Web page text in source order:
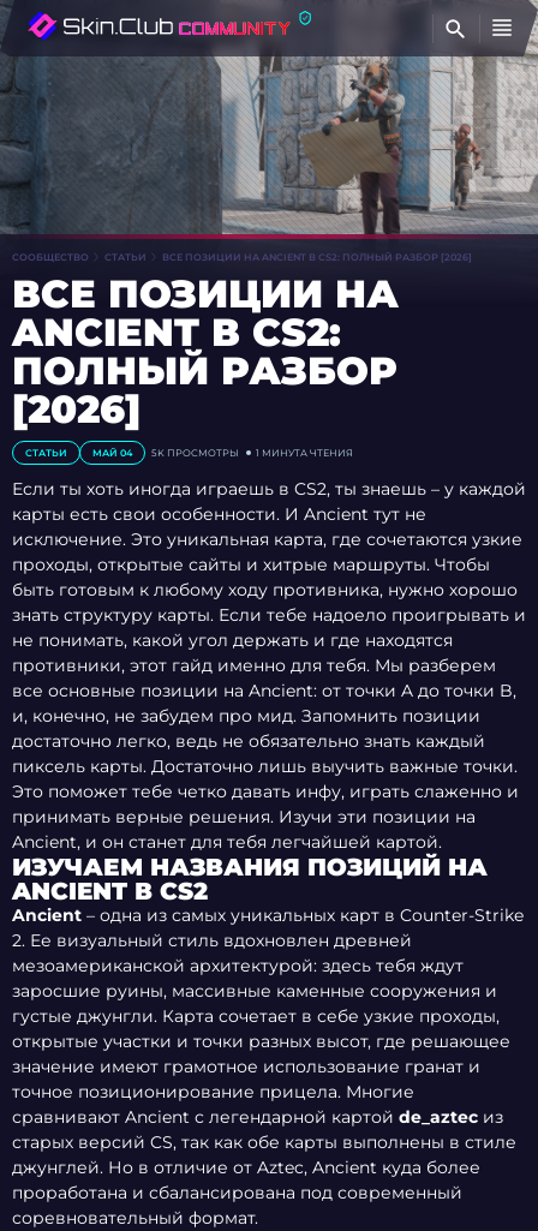
СООБЩЕСТВО СТАТЬИ ВСЕ ПОЗИЦИИ НА ANCIENT В CS2: ПОЛНЫЙ РАЗБОР [2026]
ВСЕ ПОЗИЦИИ НА
ANCIENT В CS2:
ПОЛНЫЙ РАЗБОР
[2026]
СТАТЬИ МАЙ 04 5K ПРОСМОТРЫ 1 МИНУТА ЧТЕНИЯ
Если ты хоть иногда играешь в CS2, ты знаешь – у каждой
карты есть свои особенности. И Ancient тут не
исключение. Это уникальная карта, где сочетаются узкие
проходы, открытые сайты и хитрые маршруты. Чтобы
быть готовым к любому ходу противника, нужно хорошо
знать структуру карты. Если тебе надоело проигрывать и
не понимать, какой угол держать и где находятся
противники, этот гайд именно для тебя. Мы разберем
все основные позиции на Ancient: от точки A до точки B,
и, конечно, не забудем про мид. Запомнить позиции
достаточно легко, ведь не обязательно знать каждый
пиксель карты. Достаточно лишь выучить важные точки.
Это поможет тебе четко давать инфу, играть слаженно и
принимать верные решения. Изучи эти позиции на
Ancient, и он станет для тебя легчайшей картой.
ИЗУЧАЕМ НАЗВАНИЯ ПОЗИЦИЙ НА
ANCIENT В CS2
Ancient – одна из самых уникальных карт в Counter-Strike
2. Ее визуальный стиль вдохновлен древней
мезоамериканской архитектурой: здесь тебя ждут
заросшие руины, массивные каменные сооружения и
густые джунгли. Карта сочетает в себе узкие проходы,
открытые участки и точки разных высот, где решающее
значение имеют грамотное использование гранат и
точное позиционирование прицела. Многие
сравнивают Ancient с легендарной картой de_aztec из
старых версий CS, так как обе карты выполнены в стиле
джунглей. Но в отличие от Aztec, Ancient куда более
проработана и сбалансирована под современный
соревновательный формат.